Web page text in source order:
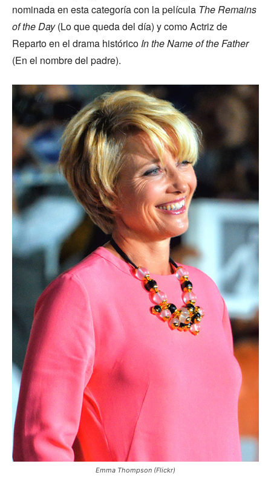
nominada en esta categoría con la película The Remains
of the Day(Lo que queda del día) y como Actriz de
Reparto en el drama histórico In the Name of the Father
(En el nombre del padre).
Emma Thompson (Flickr)